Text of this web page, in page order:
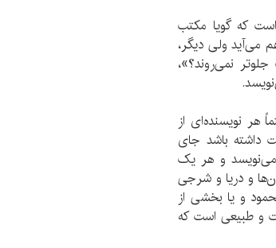
که گویا مکتب
می‌آید ولی دیگر،
نمی‌روند؟»،
هر نویسنده‌ای از
داشته باشد جای
می‌نویسد و هر یک
و دریا و شرجی
و یا بخشی از
و طبیعی است که